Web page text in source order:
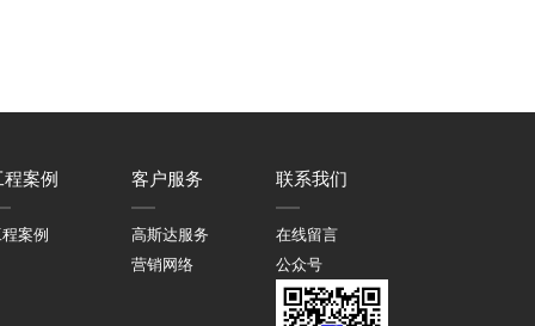
程案例
案例
客户服务
高斯达服务
营销网络
联系我们
在线留言
公众号